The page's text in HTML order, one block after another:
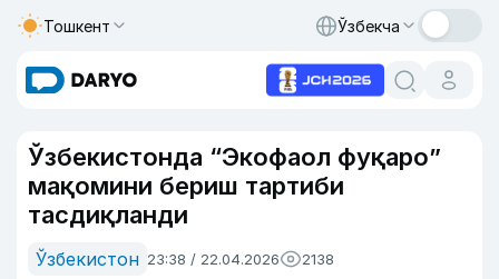
Тошкент Ўзбекча
Ўзбекистонда “Экофаол фуқаро”
мақомини бериш тартиби
тасдиқланди
Ўзбекистон 23:38 / 22.04.2026 2138